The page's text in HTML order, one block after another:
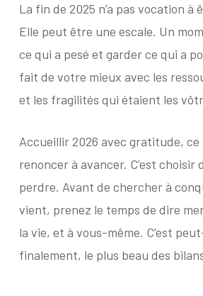
La fin de 2025 n’a pas vocation à
Elle peut être une escale. Un
ce qui a pesé et garder ce qui a
fait de votre mieux avec les
et les fragilités qui étaient les
Accueillir 2026 avec gratitude, ce
renoncer à avancer. C’est choisir
perdre. Avant de chercher à
vient, prenez le temps de dire
la vie, et à vous-même. C’est
finalement, le plus beau des